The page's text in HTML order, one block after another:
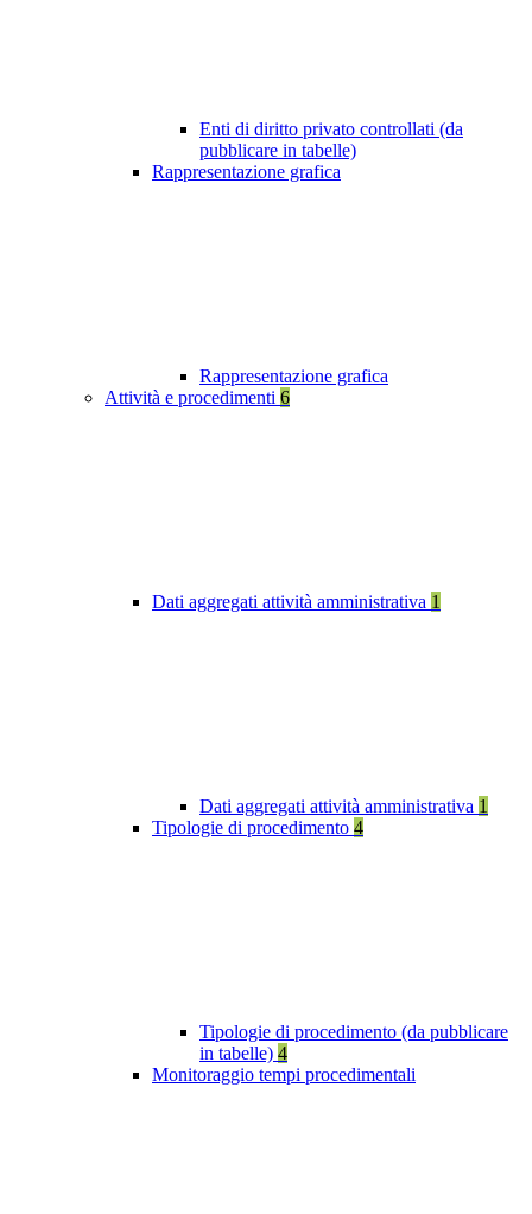
Enti di diritto privato controllati (da
pubblicare in tabelle)
Rappresentazione grafica
Rappresentazione grafica
Attività e procedimenti 6
Dati aggregati attività amministrativa 1
Dati aggregati attività amministrativa 1
Tipologie di procedimento 4
Tipologie di procedimento (da pubblicare
in tabelle) 4
Monitoraggio tempi procedimentali